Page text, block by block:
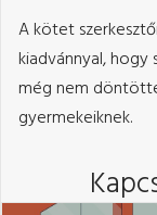
A kötet
kiadvánnyal, hogy
még nem
gyermekeiknek.